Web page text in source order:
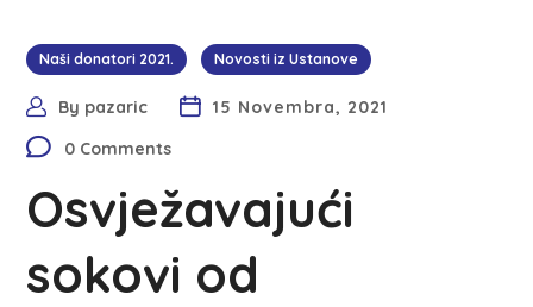
Naši donatori 2021. Novosti iz Ustanove
By pazaric
15 Novembra, 2021
0 Comments
Osvježavajući
sokovi od